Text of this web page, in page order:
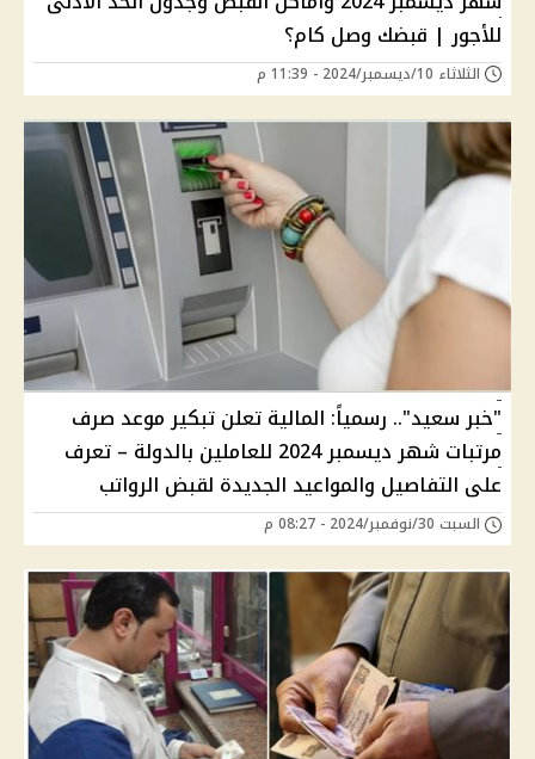
للأجور | قبضك وصل كام؟
الثلاثاء 10/ديسمبر/2024 - 11:39 م
"خبر سعيد".. رسمياً: المالية تعلن تبكير موعد صرف
مرتبات شهر ديسمبر 2024 للعاملين بالدولة – تعرف
على التفاصيل والمواعيد الجديدة لقبض الرواتب
السبت 30/نوفمبر/2024 - 08:27 م